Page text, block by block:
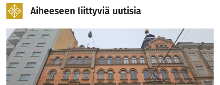
Aiheeseen liittyviä uutisia